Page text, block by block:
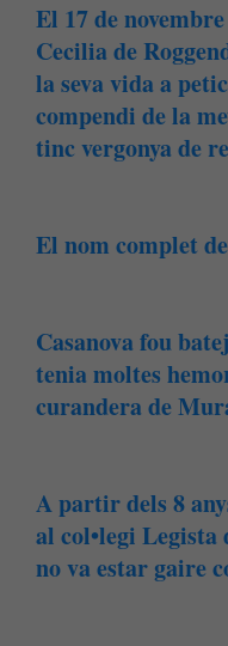
El 17 de
Cecilia de
la seva vida a
compendi de la
tinc vergonya de
El nom complet
Casanova fou
tenia moltes
curandera de
A partir dels 8
al col•legi Legista
no va estar gaire